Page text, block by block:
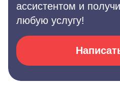
ассистентом и
любую услугу!